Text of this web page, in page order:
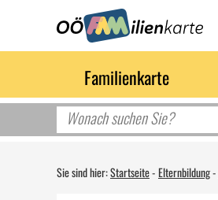
Familienkarte
Sie sind hier:Startseite-Elternbildung-